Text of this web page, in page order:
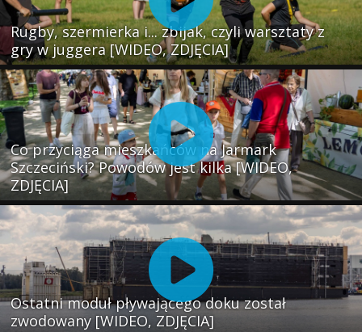
Rugby, szermierka i... zbijak, czyli warsztaty z
gry w juggera [WIDEO, ZDJĘCIA]
Co przyciąga mieszkańców na Jarmark
Szczeciński? Powodów jest kilka [WIDEO,
ZDJĘCIA]
Ostatni moduł pływającego doku został
zwodowany [WIDEO, ZDJĘCIA]